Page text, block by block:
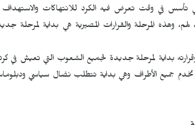
في وقت تعرض فيه الكرد للانتهاكات والاستهداف
لهم، وهذه المرحلة والقرارات المصيرية هي بداية
بداية لمرحلة جديدة لجميع الشعوب التي تعيش في
تخدم جميع الأطراف وهي بداية تتطلب نضال سياسي